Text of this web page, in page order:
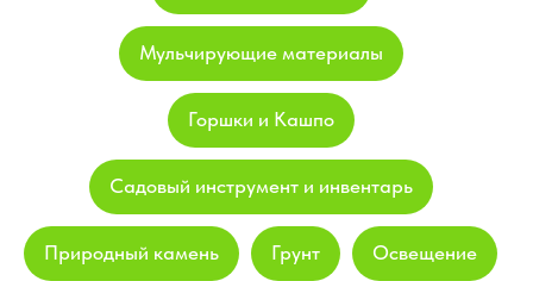
Мульчирующие материалы
Горшки и Кашпо
Садовый инструмент и инвентарь
Природный камень Грунт Освещение